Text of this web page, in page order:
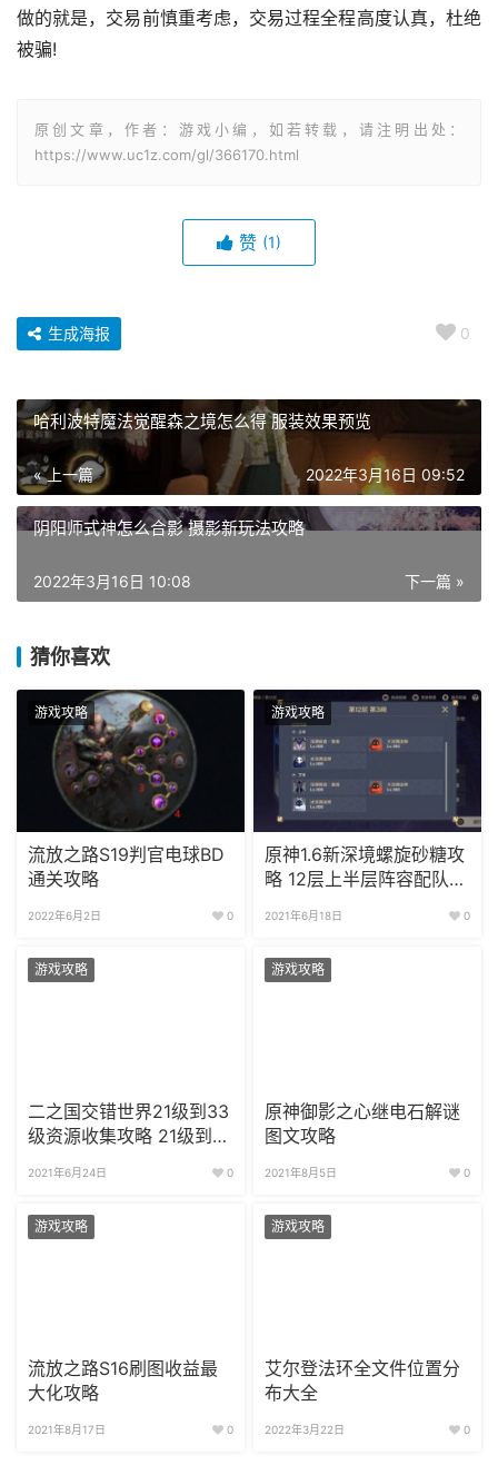
做的就是，交易前慎重考虑，交易过程全程高度认真，杜绝
被骗!
原创文章，作者：游戏小编，如若转载，请注明出处：
https://www.uc1z.com/gl/366170.html
赞 (1)
0
生成海报
哈利波特魔法觉醒森之境怎么得 服装效果预览
« 上一篇 2022年3月16日 09:52
阴阳师式神怎么合影 摄影新玩法攻略
下一篇 »
2022年3月16日 10:08
猜你喜欢
游戏攻略
流放之路S19判官电球BD
通关攻略
2022年6月2日 0
游戏攻略
原神1.6新深境螺旋砂糖攻
略 12层上半层阵容配队推
2021年6月18日 0
游戏攻略
二之国交错世界21级到33
级资源收集攻略 21级到
2021年6月24日 0
游戏攻略
原神御影之心继电石解谜
图文攻略
2021年8月5日 0
游戏攻略
流放之路S16刷图收益最
大化攻略
2021年8月17日 0
游戏攻略
艾尔登法环全文件位置分
布大全
2022年3月22日 0